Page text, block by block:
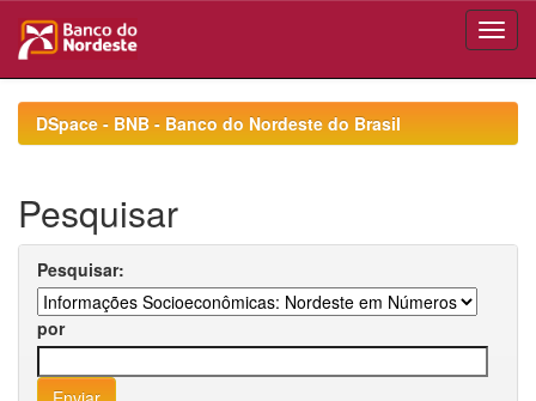
navigationDSpace - BNB - Banco do Nordeste do Brasil
Pesquisar
Pesquisar:
por